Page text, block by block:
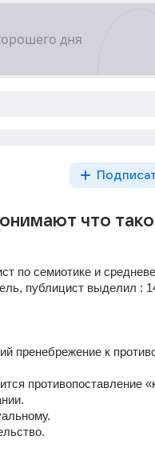
что
по семиотике и
публицист выделил :
пренебрежение к
противопоставление